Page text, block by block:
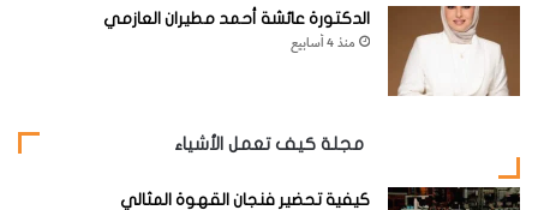
الدكتورة عائشة أحمد مطيران العازمي
منذ 4 أسابيع
مجلة كيف تعمل الأشياء
كيفية تحضير فنجان القهوة المثالي